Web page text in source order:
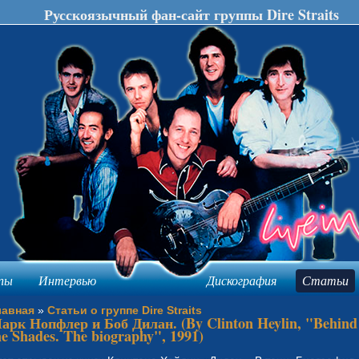
Интервью Дискография Статьи
Русскоязычный фан-сайт группы Dire Straits
» Статьи о группе Dire Straits
Нопфлер и Боб Дилан. (By Clinton Heylin, "Behind
Shades. The biography", 1991)